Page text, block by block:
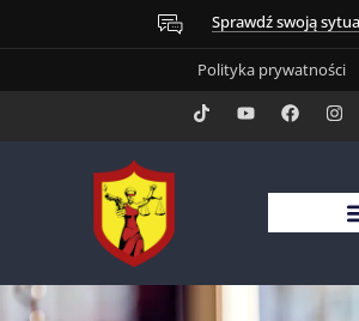
Sprawdź swoją
Polityka prywatności